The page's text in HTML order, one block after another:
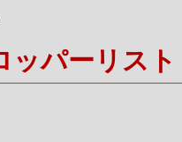
ッパーリスト